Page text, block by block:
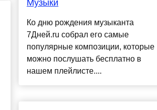
Музыки
Ко дню рождения музыканта
7Дней.ru собрал его самые
популярные композиции, которые
можно послушать бесплатно в
нашем плейлисте....